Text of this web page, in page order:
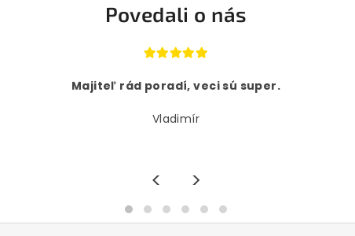
Povedali o nás
Majiteľ rád poradí, veci sú super.
Vladimír
< >